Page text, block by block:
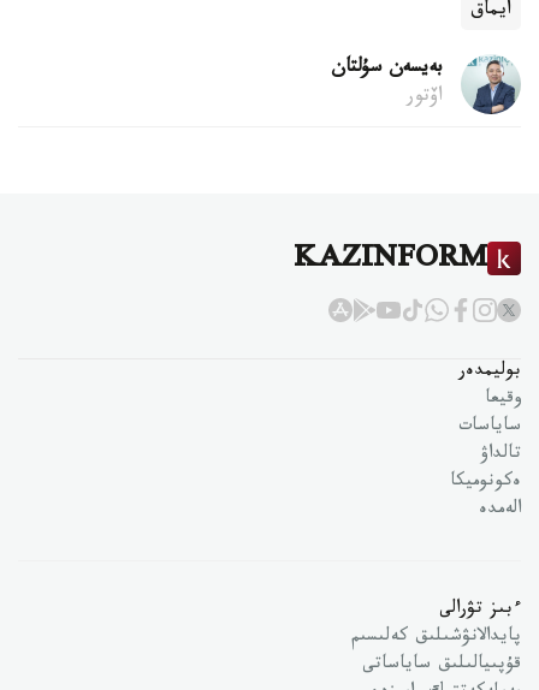
ايماق
بەيسەن سۇلتان
اۆتور
KAZINFORM
بوليمدەر
وقيعا
ساياسات
تالداۋ
ەكونوميكا
الەمدە
ءبىز تۋرالى
پايدالانۋشىلىق كەلىسىم
قۇپىيالىلىق ساياساتى